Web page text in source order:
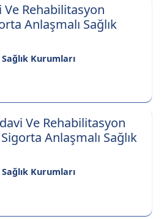
Ve Rehabilitasyon
Anlaşmalı Sağlık
Kurumları
Ve Rehabilitasyon
Anlaşmalı Sağlık
Kurumları